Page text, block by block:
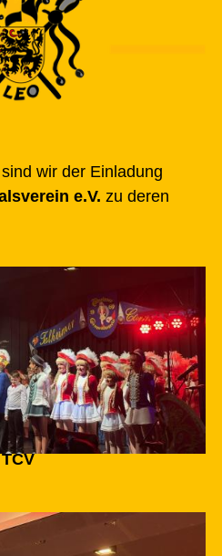
wir der Einladung
e.V. zu deren
TCV